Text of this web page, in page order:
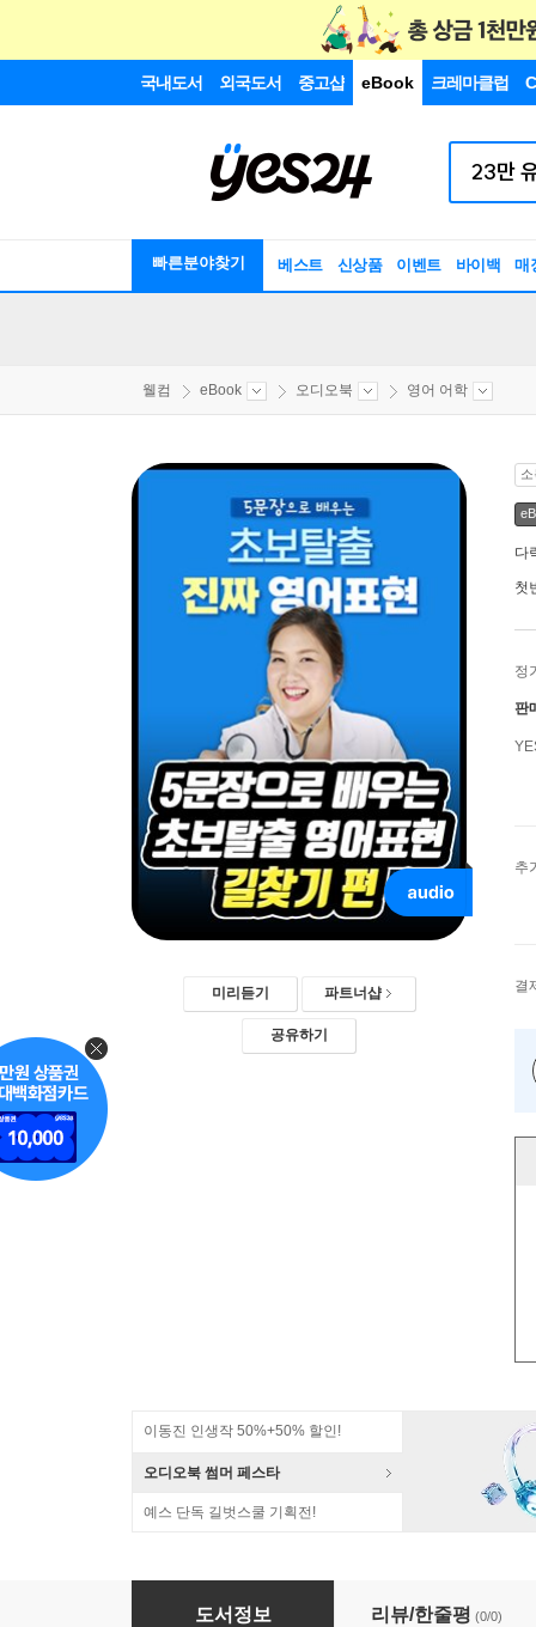
국내도서 외국도서 중고샵 eBook 크레마클럽
빠른분야찾기 베스트 신상품 이벤트 바이백 매
웰컴 eBook 오디오북 영어 어학
미리듣기 파트너샵
공유하기
다
첫
정
판
추
결
이동진 인생작 50%+50% 할인!
오디오북 썸머 페스타
예스 단독 길벗스쿨 기획전!
5문장으로 배우는 초보탈출 영어표현 - 길찾기
도서정보 리뷰/한줄평 (0/0)